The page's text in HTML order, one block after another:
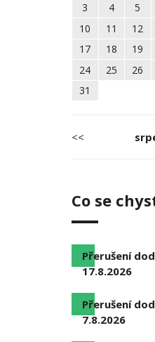
3
4 5
10
11 12
17
18 19
24
25 26
31
<<
Co se
Přerušení
17.8.2026
Přerušení
7.8.2026